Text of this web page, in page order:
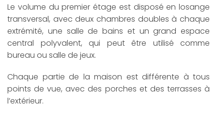
Le volume du premier étage est disposé en losange
transversal, avec deux chambres doubles à chaque
extrémité, une salle de bains et un grand espace
central polyvalent, qui peut être utilisé comme
bureau ou salle de jeux.
Chaque partie de la maison est différente à tous
points de vue, avec des porches et des terrasses à
l’extérieur.